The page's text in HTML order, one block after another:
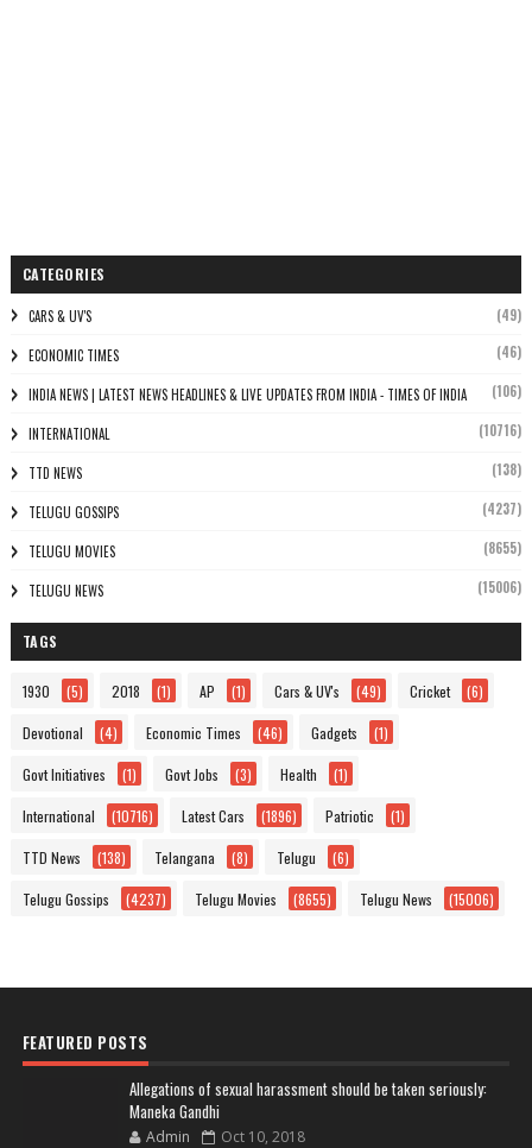
CATEGORIES
CARS & UV'S (49)
ECONOMIC TIMES (46)
INDIA NEWS | LATEST NEWS HEADLINES & LIVE UPDATES FROM INDIA - TIMES OF INDIA (106)
INTERNATIONAL (10716)
TTD NEWS (138)
TELUGU GOSSIPS (4237)
TELUGU MOVIES (8655)
TELUGU NEWS (15006)
TAGS
1930 (5) 2018 (1) AP (1) Cars & UV's (49) Cricket (6)
Devotional (4) Economic Times (46) Gadgets (1)
Govt Initiatives (1) Govt Jobs (3) Health (1)
International (10716) Latest Cars (1896) Patriotic (1)
TTD News (138) Telangana (8) Telugu (6)
Telugu Gossips (4237) Telugu Movies (8655) Telugu News (15006)
FEATURED POSTS
Allegations of sexual harassment should be taken seriously:
Maneka Gandhi
Admin Oct 10, 2018